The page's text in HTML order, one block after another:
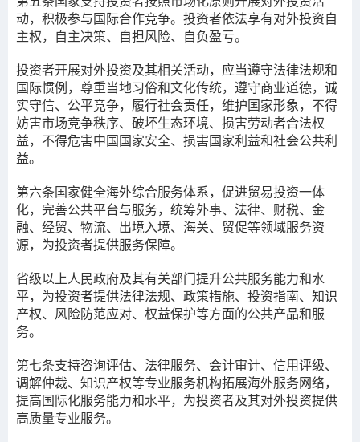
动，积极参与国际合作竞争。投资者依法享有对外投资自
主权，自主决策、自担风险、自负盈亏。
投资者开展对外投资及其相关活动，应当遵守法律法规和
国际惯例，尊重当地习俗和文化传统，遵守商业道德，诚
实守信、公平竞争，履行社会责任，维护国家形象，不得
妨害市场竞争秩序、破坏生态环境、损害劳动者合法权
益，不得危害中国国家安全、损害国家利益和社会公共利
益。
第六条国家健全海外综合服务体系，促进贸易投资一体
化，完善公共平台与服务，统筹外事、法律、财税、金
融、经贸、物流、出境入境、海关、贸促等领域服务资
源，为投资者提供服务保障。
省级以上人民政府及其有关部门提升公共服务能力和水
平，为投资者提供法律法规、政策措施、投资指南、知识
产权、风险防范应对、权益保护等方面的公共产品和服
务。
第七条支持咨询评估、法律服务、会计审计、信用评级、
调解仲裁、知识产权等专业服务机构拓展海外服务网络，
提高国际化服务能力和水平，为投资者及其对外投资提供
高质量专业服务。